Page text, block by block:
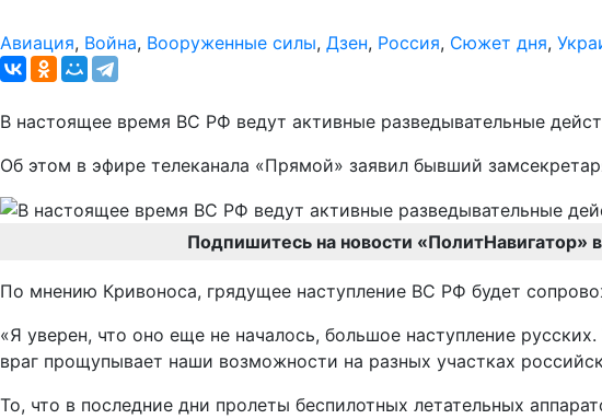
Авиация, Война, Вооруженные силы, Дзен, Россия, Сюжет дня,
В настоящее время ВС РФ ведут активные разведывательные
Об этом в эфире телеканала «Прямой» заявил бывший
Подпишитесь на новости «ПолитНавигатор» в
По мнению Кривоноса, грядущее наступление ВС РФ будет
«Я уверен, что оно еще не началось, большое наступление
враг прощупывает наши возможности на разных участках
То, что в последние дни пролеты беспилотных летательных